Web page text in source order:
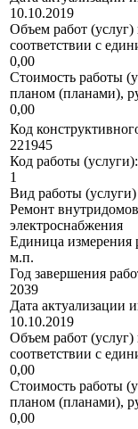
10.10.2019
Объем работ
соответствии с
0,00
Стоимость работы
планом (планами),
0,00
Код
221945
Код работы (услуги):
1
Вид работы
Ремонт
электроснабжения
Единица измерения
м.п.
Год завершения
2039
Дата актуализации
10.10.2019
Объем работ
соответствии с
0,00
Стоимость работы
планом (планами),
0,00